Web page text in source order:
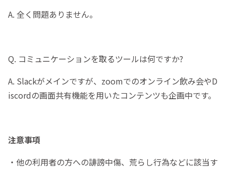
A. 全く問題ありません。
Q. コミュニケーションを取るツールは何ですか?
A. Slackがメインですが、zoomでのオンライン飲み会やD
iscordの画面共有機能を用いたコンテンツも企画中です。
注意事項
・他の利用者の方への誹謗中傷、荒らし行為などに該当す